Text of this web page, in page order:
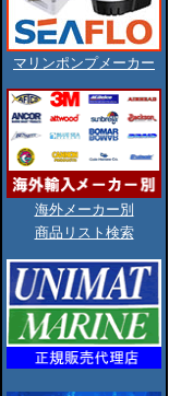
マリンポンプメーカー
海外メーカー別
商品リスト検索